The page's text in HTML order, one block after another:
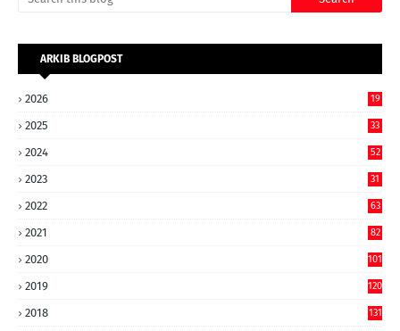
ARKIB BLOGPOST
2026 19
2025 33
2024 52
2023 31
2022 63
2021 82
2020 101
2019 120
2018 131